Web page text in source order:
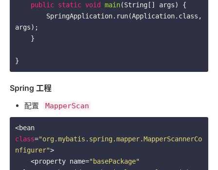
public static void main(String[] args)
{
args);
Spring 工程
配置 ​ MapperScan
class="org.mybatis.spring.mapper.MapperScannerCo
nfigurer">
    <property name=
"basePackage"